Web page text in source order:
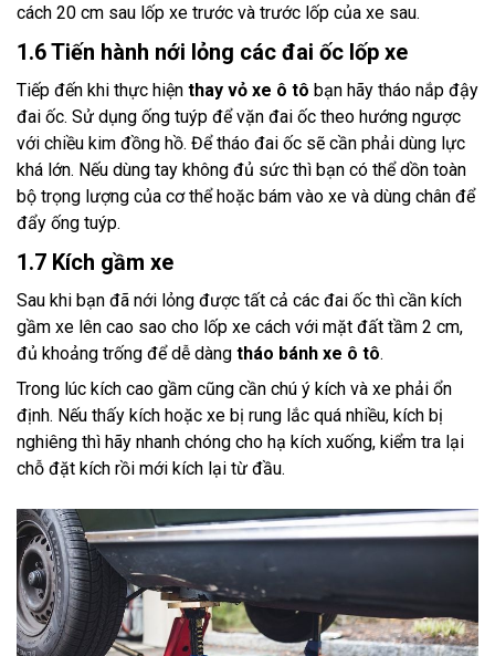
cách 20 cm sau lốp xe trước và trước lốp của xe sau.
1.6 Tiến hành nới lỏng các đai ốc lốp xe
Tiếp đến khi thực hiện thay vỏ xe ô tô bạn hãy tháo nắp đậy
đai ốc. Sử dụng ống tuýp để vặn đai ốc theo hướng ngược
với chiều kim đồng hồ. Để tháo đai ốc sẽ cần phải dùng lực
khá lớn. Nếu dùng tay không đủ sức thì bạn có thể dồn toàn
bộ trọng lượng của cơ thể hoặc bám vào xe và dùng chân để
đẩy ống tuýp.
1.7 Kích gầm xe
Sau khi bạn đã nới lỏng được tất cả các đai ốc thì cần kích
gầm xe lên cao sao cho lốp xe cách với mặt đất tầm 2 cm,
đủ khoảng trống để dễ dàng tháo bánh xe ô tô.
Trong lúc kích cao gầm cũng cần chú ý kích và xe phải ổn
định. Nếu thấy kích hoặc xe bị rung lắc quá nhiều, kích bị
nghiêng thì hãy nhanh chóng cho hạ kích xuống, kiểm tra lại
chỗ đặt kích rồi mới kích lại từ đầu.